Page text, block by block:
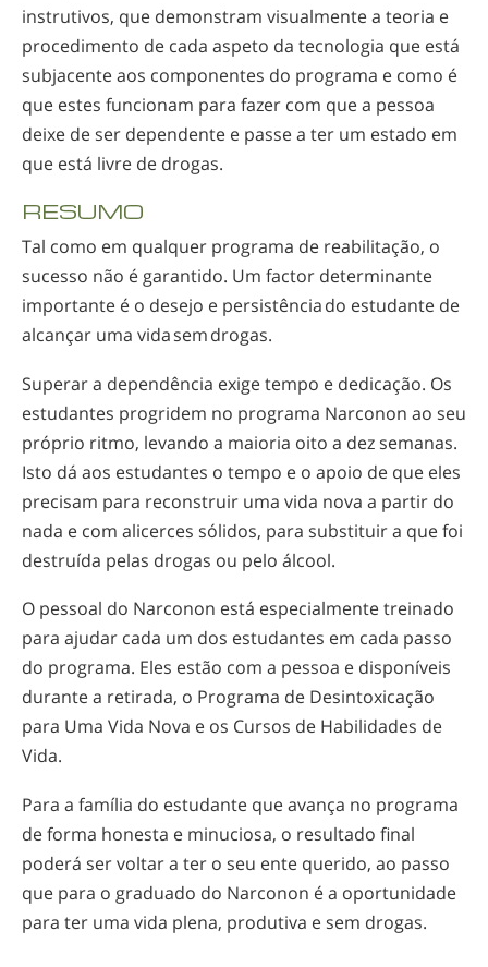
instrutivos, que demonstram visualmente a teoria e
procedimento de cada aspeto da tecnologia que está
subjacente aos componentes do programa e como é
que estes funcionam para fazer com que a pessoa
deixe de ser dependente e passe a ter um estado em
que está livre de drogas.
RESUMO
Tal como em qualquer programa de reabilitação, o
sucesso não é garantido. Um factor determinante
importante é o desejo e persistência do estudante de
alcançar uma vida sem drogas.
Superar a dependência exige tempo e dedicação. Os
estudantes progridem no programa Narconon ao seu
próprio ritmo, levando a maioria oito a dez semanas.
Isto dá aos estudantes o tempo e o apoio de que eles
precisam para reconstruir uma vida nova a partir do
nada e com alicerces sólidos, para substituir a que foi
destruída pelas drogas ou pelo álcool.
O pessoal do Narconon está especialmente treinado
para ajudar cada um dos estudantes em cada passo
do programa. Eles estão com a pessoa e disponíveis
durante a retirada, o Programa de Desintoxicação
para Uma Vida Nova e os Cursos de Habilidades de
Vida.
Para a família do estudante que avança no programa
de forma honesta e minuciosa, o resultado final
poderá ser voltar a ter o seu ente querido, ao passo
que para o graduado do Narconon é a oportunidade
para ter uma vida plena, produtiva e sem drogas.